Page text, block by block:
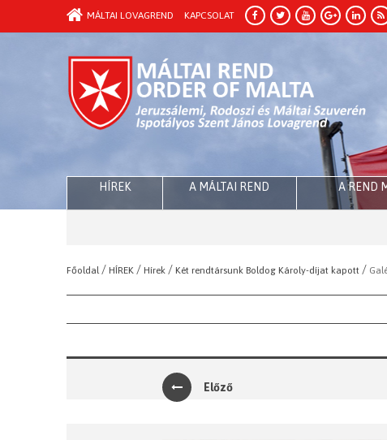
MÁLTAI LOVAGREND KAPCSOLAT
HÍREK A MÁLTAI REND A REND
Főoldal / HÍREK / Hírek / Két rendtársunk Boldog Károly-díjat kapott /
Előző